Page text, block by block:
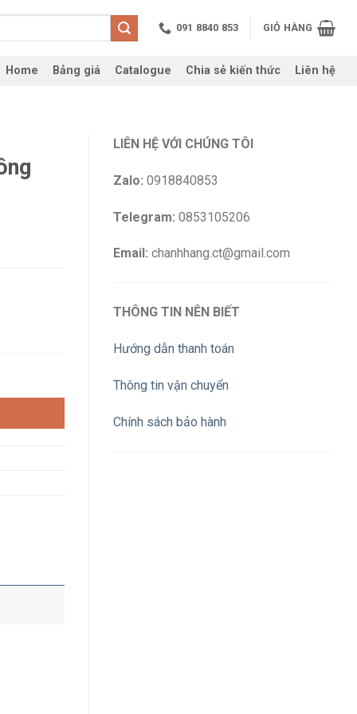
091 8840 853 GIỎ HÀNG
Home Bảng giá Catalogue Chia sẻ kiến thức Liên hệ
LIÊN HỆ VỚI CHÚNG TÔI
Zalo: 0918840853
Telegram: 0853105206
Email: chanhhang.ct@gmail.com
THÔNG TIN NÊN BIẾT
Hướng dẫn thanh toán
Thông tin vận chuyển
Chính sách bảo hành